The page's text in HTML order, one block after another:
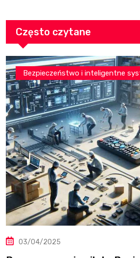
Często czytane
Bezpieczeństwo i inteligentne
03/04/2025